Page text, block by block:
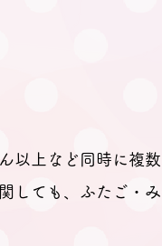
以上など同時に複数
しても、ふたご・